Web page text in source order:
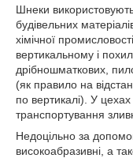
Шнеки
будівельних
хімічної
вертикальному і
дрібношматкових,
(як правило на
по вертикалі). У
транспортування
Недоцільно за
високоабразивні, а